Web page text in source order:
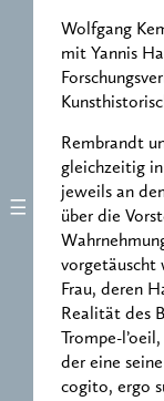
Wolfgang
mit Yannis
Rembrandt
gleichzeitig
jeweils an
über die
vorgetäuscht
Frau, deren
Realität des
Trompe-
der eine
cogito, ergo